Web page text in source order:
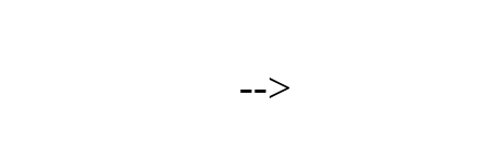
-->